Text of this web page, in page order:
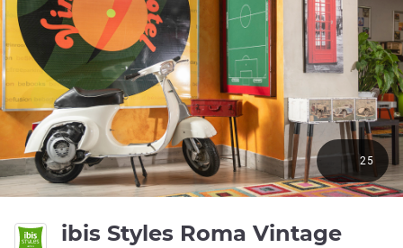
ibis Styles Roma Vintage4
25